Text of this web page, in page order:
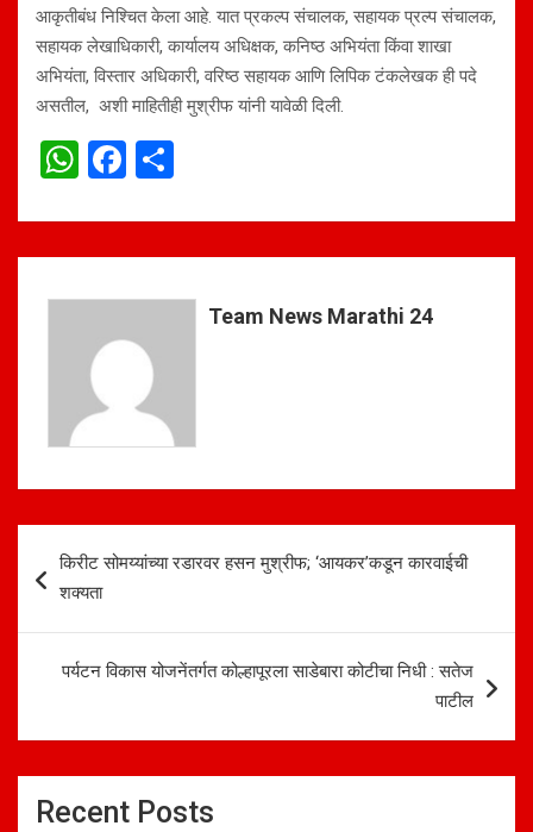
आकृतीबंध निश्चित केला आहे. यात प्रकल्प संचालक, सहायक प्रल्प संचालक,
सहायक लेखाधिकारी, कार्यालय अधिक्षक, कनिष्ठ अभियंता किंवा शाखा
अभियंता, विस्तार अधिकारी, वरिष्ठ सहायक आणि लिपिक टंकलेखक ही पदे
असतील, अशी माहितीही मुश्रीफ यांनी यावेळी दिली.
W
at
A
p
p
F
ce
o
o
k
ar
Team News Marathi 24
navigation
किरीट सोमय्यांच्या रडारवर हसन मुश्रीफ; ‘आयकर’कडून कारवाईची
शक्यता
पर्यटन विकास योजनेंतर्गत कोल्हापूरला साडेबारा कोटीचा निधी : सतेज
पाटील
Recent Posts